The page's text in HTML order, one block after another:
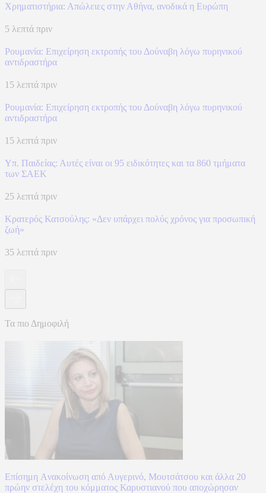
Χρηματιστήρια: Απώλειες στην Αθήνα, ανοδικά η Ευρώπη
5 λεπτά πριν
Ρουμανία: Επιχείρηση εκτροπής του Δούναβη λόγω πυρηνικού
αντιδραστήρα
15 λεπτά πριν
Ρουμανία: Επιχείρηση εκτροπής του Δούναβη λόγω πυρηνικού
αντιδραστήρα
15 λεπτά πριν
Υπ. Παιδείας: Αυτές είναι οι 95 ειδικότητες και τα 860 τμήματα
των ΣΑΕΚ
25 λεπτά πριν
Κρατερός Κατσούλης: «Δεν υπάρχει πολύς χρόνος για προσωπική
ζωή»
35 λεπτά πριν
Τα πιο Δημοφιλή
Επίσημη Aνακοίνωση από Αυγερινό, Μουτσάτσου και άλλα 20
πρώην στελέχη του κόμματος Καρυστιανού που αποχώρησαν